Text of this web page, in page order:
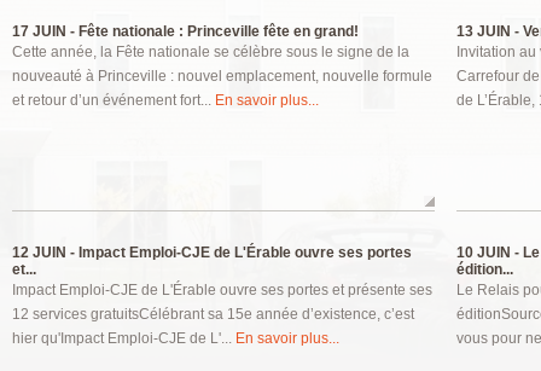
17 JUIN - Fête nationale : Princeville fête en grand!
Cette année, la Fête nationale se célèbre sous le signe de la
nouveauté à Princeville : nouvel emplacement, nouvelle formule
et retour d’un événement fort... En savoir plus...
13 JUIN -
Invitation
Carrefour
de
12 JUIN - Impact Emploi-CJE de L'Érable ouvre ses portes
et...
Impact Emploi-CJE de L'Érable ouvre ses portes et présente ses
12 services gratuitsCélébrant sa 15e année d’existence, c’est
hier qu'Impact Emploi-CJE de L'... En savoir plus...
10 JUIN -
édition...
Le Relais
vous pour
Pages